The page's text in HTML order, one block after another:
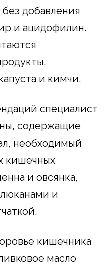
добавления
и ацидофилин.
и кимчи.
специалист
содержащие
необходимый
кишечных
и овсянка,
и
кишечника
масло